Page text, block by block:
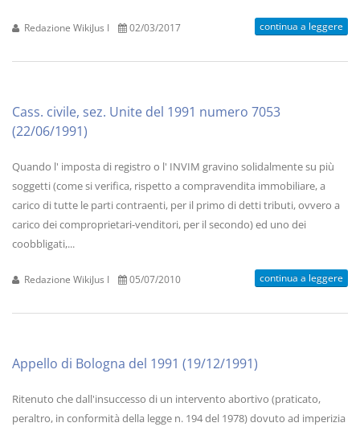
Redazione WikiJus I 02/03/2017 continua a leggere
Cass. civile, sez. Unite del 1991 numero 7053
(22/06/1991)
Quando l' imposta di registro o l' INVIM gravino solidalmente su più
soggetti (come si verifica, rispetto a compravendita immobiliare, a
carico di tutte le parti contraenti, per il primo di detti tributi, ovvero a
carico dei comproprietari-venditori, per il secondo) ed uno dei
coobbligati,...
Redazione WikiJus I 05/07/2010 continua a leggere
Appello di Bologna del 1991 (19/12/1991)
Ritenuto che dall'insuccesso di un intervento abortivo (praticato,
peraltro, in conformità della legge n. 194 del 1978) dovuto ad imperizia